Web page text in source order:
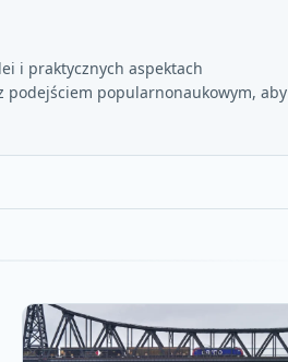
i praktycznych aspektach
podejściem popularnonaukowym, aby